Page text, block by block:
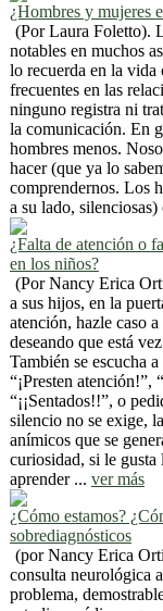
¿Hombres y mujeres
(Por Laura Foletto).
notables en muchos
lo recuerda en la vida
frecuentes en las
ninguno registra ni
la comunicación. En
hombres menos.
hacer (que ya lo
comprendernos. Los
a su lado,
¿Falta de atención o
en los niños?
(Por Nancy Erica
a sus hijos, en la
atención, hazle caso
deseando que está
También se escucha
“¡Presten atención!”,
“¡¡Sentados!!”, o
silencio no se exige,
anímicos que se
curiosidad, si le
aprender ... ver más
¿Cómo estamos?
sobrediagnósticos
(por Nancy Erica
consulta neurológica
problema,